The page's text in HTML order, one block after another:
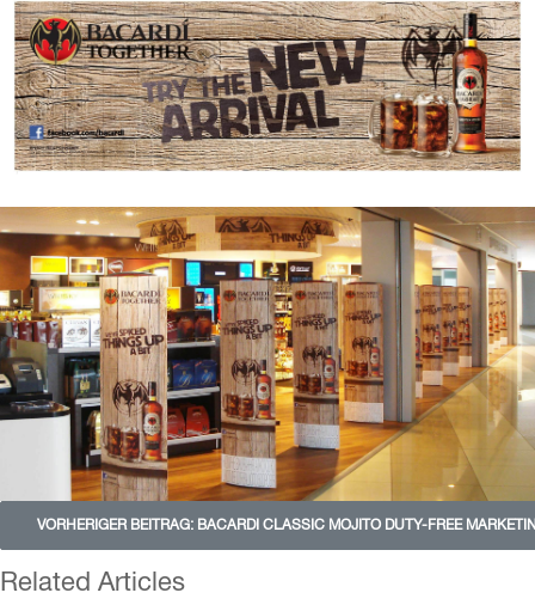
VORHERIGER BEITRAG: BACARDI CLASSIC MOJITO DUTY-FREE
Related Articles